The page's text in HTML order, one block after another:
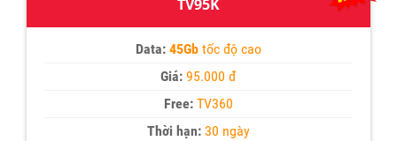
TV95K
Data:45Gbtốc độ cao
Giá:95.000 đ
Free: TV360
Thời hạn:30 ngày